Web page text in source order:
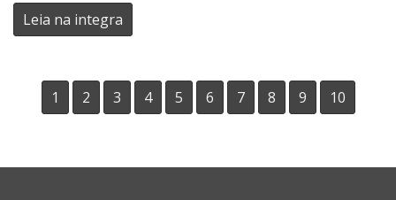
Leia na integra
1 2 3 4 5 6 7 8 9 10